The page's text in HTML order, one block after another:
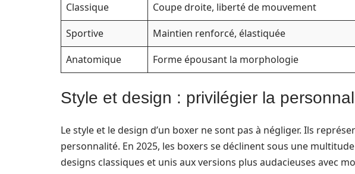
Classique Coupe droite, liberté de mouvement
Sportive
Maintien renforcé, élastiquée
Anatomique
Forme épousant la morphologie
Style et design : privilégier la
Le style et le design d’un boxer ne sont pas à négliger. Ils
personnalité. En 2025, les boxers se déclinent sous une
designs classiques et unis aux versions plus audacieuses avec